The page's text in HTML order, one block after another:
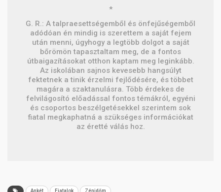
*
G. R.: A talpraesettségemből és önfejűségemből
adódóan én mindig is szerettem a saját fejem
után menni, úgyhogy a legtöbb dolgot a saját
bőrömön tapasztaltam meg, de a fontos
útbaigazításokat otthon kaptam meg leginkább.
Az iskolában sajnos kevesebb hangsúlyt
fektetnek a tinik érzelmi fejlődésére, és többet
magára a szaktanulásra. Több érdekes de
felvilágosító előadással fontos témákról, egyéni
és csoportos beszélgetésekkel szerintem sok
fiatal megkaphatná a szükséges információkat
az éretté válás hoz.
Ankét Fiatalok Zénidőm